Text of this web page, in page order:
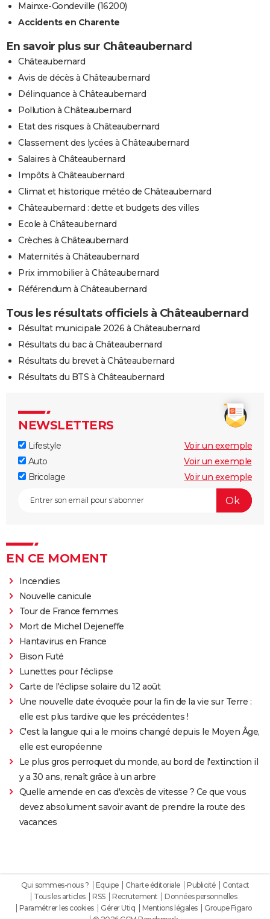
Mainxe-Gondeville (16200)
Accidents en Charente
En savoir plus sur Châteaubernard
Châteaubernard
Avis de décès à Châteaubernard
Délinquance à Châteaubernard
Pollution à Châteaubernard
Etat des risques à Châteaubernard
Classement des lycées à Châteaubernard
Salaires à Châteaubernard
Impôts à Châteaubernard
Climat et historique météo de Châteaubernard
Châteaubernard : dette et budgets des villes
Ecole à Châteaubernard
Crèches à Châteaubernard
Maternités à Châteaubernard
Prix immobilier à Châteaubernard
Référendum à Châteaubernard
Tous les résultats officiels à Châteaubernard
Résultat municipale 2026 à Châteaubernard
Résultats du bac à Châteaubernard
Résultats du brevet à Châteaubernard
Résultats du BTS à Châteaubernard
NEWSLETTERS
Lifestyle
Voir un exemple
Auto
Voir un exemple
Bricolage
Voir un exemple
EN CE MOMENT
Incendies
Nouvelle canicule
Tour de France femmes
Mort de Michel Dejeneffe
Hantavirus en France
Bison Futé
Lunettes pour l'éclipse
Carte de l'éclipse solaire du 12 août
Une nouvelle date évoquée pour la fin de la vie sur Terre :
elle est plus tardive que les précédentes !
C'est la langue qui a le moins changé depuis le Moyen Âge,
elle est européenne
Le plus gros perroquet du monde, au bord de l'extinction il
y a 30 ans, renaît grâce à un arbre
Quelle amende en cas d'excès de vitesse ? Ce que vous
devez absolument savoir avant de prendre la route des
vacances
Qui sommes-nous ? Equipe Charte éditoriale Publicité
Contact
Tous les articles
RSS Recrutement
Données personnelles
Paramétrer les cookies
Gérer Utiq Mentions légales
Groupe Figaro